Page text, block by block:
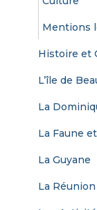
Mentions
Histoire et
L’île de
La
La Faune
La Guyane
La Réunion